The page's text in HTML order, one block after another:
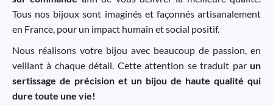
Tous nos bijoux sont imaginés et façonnés artisanalement
en France, pour un impact humain et social positif.
Nous réalisons votre bijou avec beaucoup de passion, en
veillant à chaque détail. Cette attention se traduit par un
sertissage de précision et un bijou de haute qualité qui
dure toute une vie!